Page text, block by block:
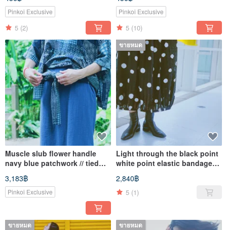
Tibetan blue Headband
Pinkoi Exclusive
5 (2)
Headband
Pinkoi Exclusive
5 (10)
Muscle slub flower handle
navy blue patchwork // tied
flower skirt
3,183฿
Pinkoi Exclusive
ขายหมด
Light through the black point
white point elastic bandage
flower skirt
2,840฿
5 (1)
ขายหมด ขายหมด